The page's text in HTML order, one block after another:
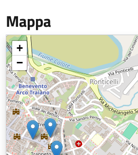
Mappa
+
−